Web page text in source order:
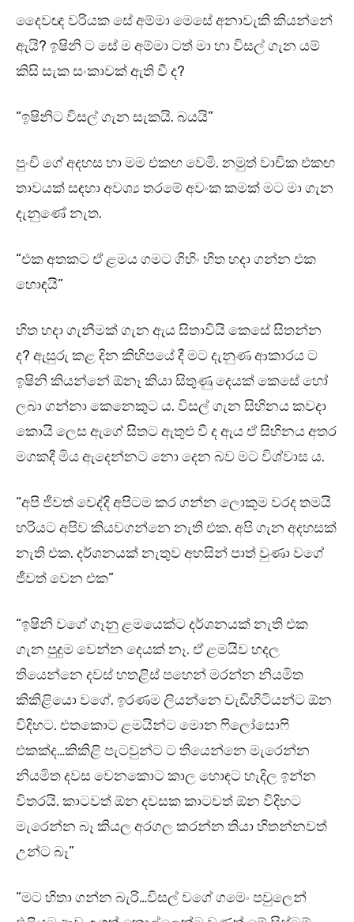
දෛවඥ වරියක සේ අම්මා මෙසේ අනාවැකි කියන්නේ
ඇයි? ඉෂිනි ට සේ ම අම්මා ටත් මා හා විසල් ගැන යම්
කිසි සැක සංකාවක් ඇති වී ද?
“ඉෂිනිට විසල් ගැන සැකයි. බයයි”
පුංචි ගේ අදහස හා මම එකඟ වෙමි. නමුත් වාචික එකඟ
තාවයක් සඳහා අවශ්‍ය තරමේ අවංක කමක් මට මා ගැන
දැනුණේ නැත.
“එක අතකට ඒ ළමය ගමට ගිහිං හිත හදා ගන්න එක
හොඳයි”
හිත හදා ගැනීමක් ගැන ඇය සිතාවියි කෙසේ සිතන්න
ද? ඇසුරු කළ දින කිහිපයේ දී මට දැනුණ ආකාරය ට
ඉෂිනි කියන්නේ ඕනෑ කියා සිතුණු දෙයක් කෙසේ හෝ
ලබා ගන්නා කෙනෙකුට ය. විසල් ගැන සිහිනය කවදා
කොයි ලෙස ඇගේ සිතට ඇතුළු වී ද ඇය ඒ සිහිනය අතර
මගකදී මිය ඇදෙන්නට නො දෙන බව මට විශ්වාස ය.
“අපි ජීවත් වෙද්දි අපිටම කර ගන්න ලොකුම වරද තමයි
හරියට අපිව කියවගන්නෙ නැති එක. අපි ගැන අදහසක්
නැති එක. දර්ශනයක් නැතුව අහසින් පාත් වුණා වගේ
ජීවත් වෙන එක”
“ඉෂිනි වගේ ගෑනු ළමයෙක්ට දර්ශනයක් නැති එක
ගැන පුදුම වෙන්න දෙයක් නෑ. ඒ ළමයිව හදල
තියෙන්නෙ දවස් හතළිස් පහෙන් මරන්න නියමිත
කිකිළියො වගේ. ඉරණම ලියන්නෙ වැඩිහිටියන්ට ඕන
විදිහට. එතකොට ළමයින්ට මොන ෆිලෝසොෆි
එකක්ද…කිකිළි පැටවුන්ට ට තියෙන්නෙ මැරෙන්න
නියමිත දවස වෙනකොට කාල හොඳට හැදිල ඉන්න
විතරයි. කාටවත් ඕන දවසක කාටවත් ඕන විදිහට
මැරෙන්න බෑ කියල අරගල කරන්න තියා හිතන්නවත්
උන්ට බෑ”
“මට හිතා ගන්න බැරි…විසල් වගේ ගමෙං පවුලෙන්